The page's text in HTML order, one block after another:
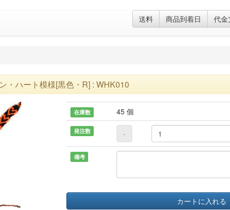
送料 商品到着日 代金
・ハート模様[黒色・R] : WHK010
在庫数 45 個
発注数 -
備考
カートに入れる